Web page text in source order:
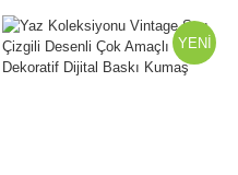
YENİ